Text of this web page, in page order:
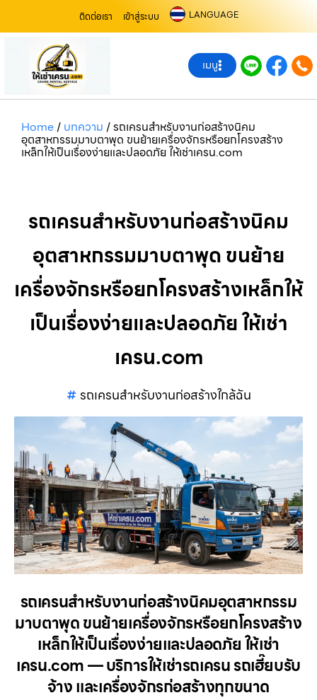
ติดต่อเรา เข้าสู่ระบบ LANGUAGE
เมนู
Home/ บทความ /รถเครนสำหรับงานก่อสร้างนิคม
อุตสาหกรรมมาบตาพุด ขนย้ายเครื่องจักรหรือยกโครงสร้าง
เหล็กให้เป็นเรื่องง่ายและปลอดภัย ให้เช่าเครน.com
รถเครนสำหรับงานก่อสร้างนิคม
อุตสาหกรรมมาบตาพุด ขนย้าย
เครื่องจักรหรือยกโครงสร้างเหล็กให้
เป็นเรื่องง่ายและปลอดภัย ให้เช่า
เครน.com
รถเครนสำหรับงานก่อสร้างใกล้ฉัน
รถเครนสำหรับงานก่อสร้างนิคมอุตสาหกรรม
มาบตาพุด ขนย้ายเครื่องจักรหรือยกโครงสร้าง
เหล็กให้เป็นเรื่องง่ายและปลอดภัย ให้เช่า
เครน.com — บริการให้เช่ารถเครน รถเฮี๊ยบรับ
จ้าง และเครื่องจักรก่อสร้างทุกขนาด